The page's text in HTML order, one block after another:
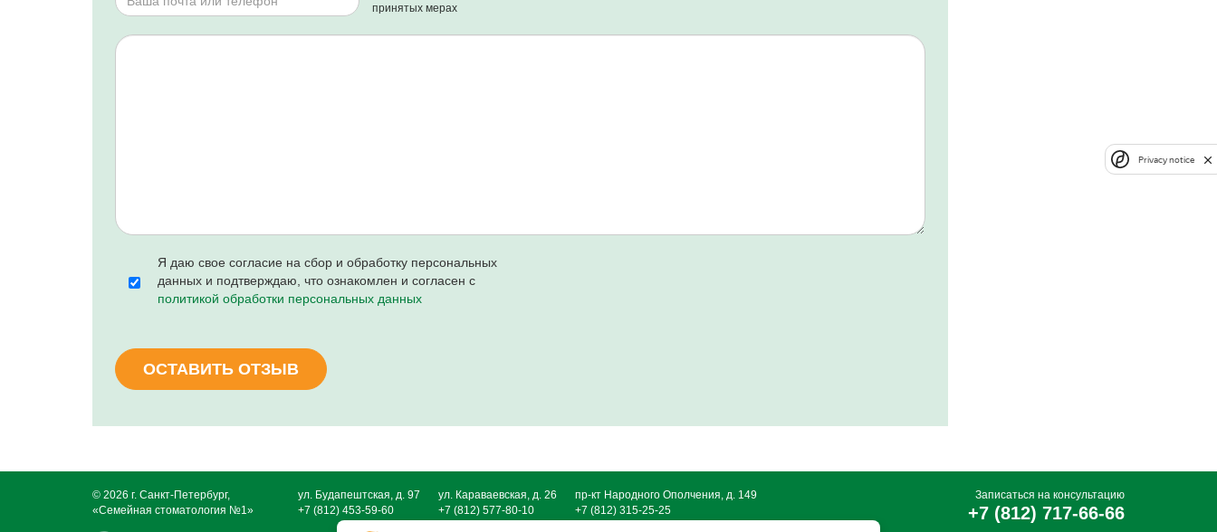
принятых мерах
Я даю свое согласие на сбор и обработку персональных
данных и подтверждаю, что ознакомлен и согласен с
политикой обработки персональных данных
ОСТАВИТЬ ОТЗЫВ
Записаться на консультацию
+7 (812) 717-66-66
ул. Будапештская, д. 97
+7 (812) 453-59-60
ул. Караваевская, д. 26
+7 (812) 577-80-10
пр-кт Народного Ополчения, д. 149
+7 (812) 315-25-25
© 2026 г. Санкт-Петербург,
«Семейная стоматология №1»
Privacy notice